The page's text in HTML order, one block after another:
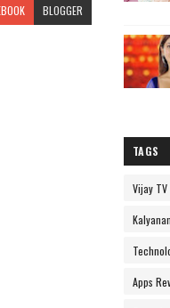
BLOGGER
TAGS
Vijay TV
Apps